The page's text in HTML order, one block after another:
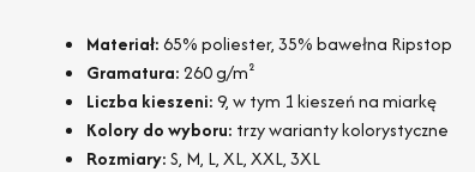
Materiał:65% poliester, 35% bawełna Ripstop
Gramatura:260 g/m²
Liczba kieszeni:9, w tym 1 kieszeń na miarkę
Kolory do wyboru: trzy warianty kolorystyczne
Rozmiary:S, M, L, XL, XXL, 3XL